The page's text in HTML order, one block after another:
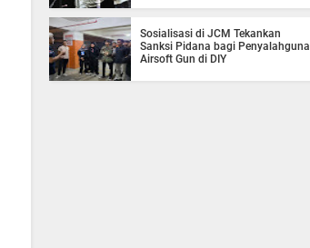
Sosialisasi di JCM Tekankan
Sanksi Pidana bagi Penyalahguna
Airsoft Gun di DIY